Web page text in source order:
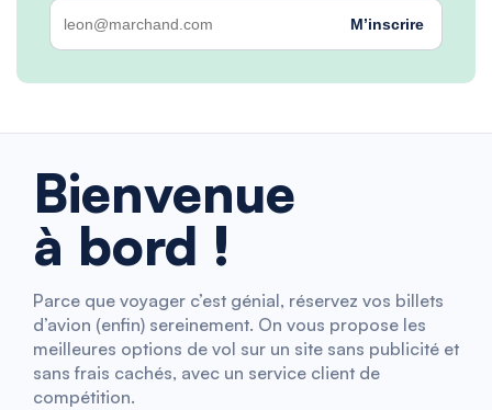
M’inscrire
Bienvenue
à bord !
Parce que voyager c’est génial, réservez vos billets
d’avion (enfin) sereinement. On vous propose les
meilleures options de vol sur un site sans publicité et
sans frais cachés, avec un service client de
compétition.